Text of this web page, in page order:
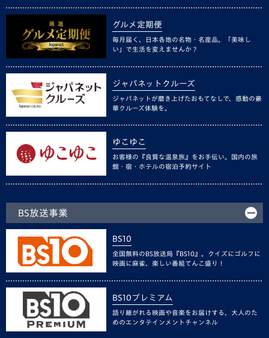
グルメ定期便
毎月届く、日本各地の名物・名産品。「美味し
い」で生活を変えませんか？
ジャパネットクルーズ
ジャパネットが磨き上げたおもてなしで、感動の豪
華クルーズ体験を。
ゆこゆこ
お客様の『良質な温泉旅』をお手伝い。国内の旅
館・宿・ホテルの宿泊予約サイト
BS放送事業
BS10
全国無料のBS放送局『BS10』。クイズにゴルフに
映画に麻雀、楽しい番組てんこ盛り！
BS10プレミアム
語り継がれる映画や音楽をお届けする、大人のた
めのエンタテインメントチャンネル